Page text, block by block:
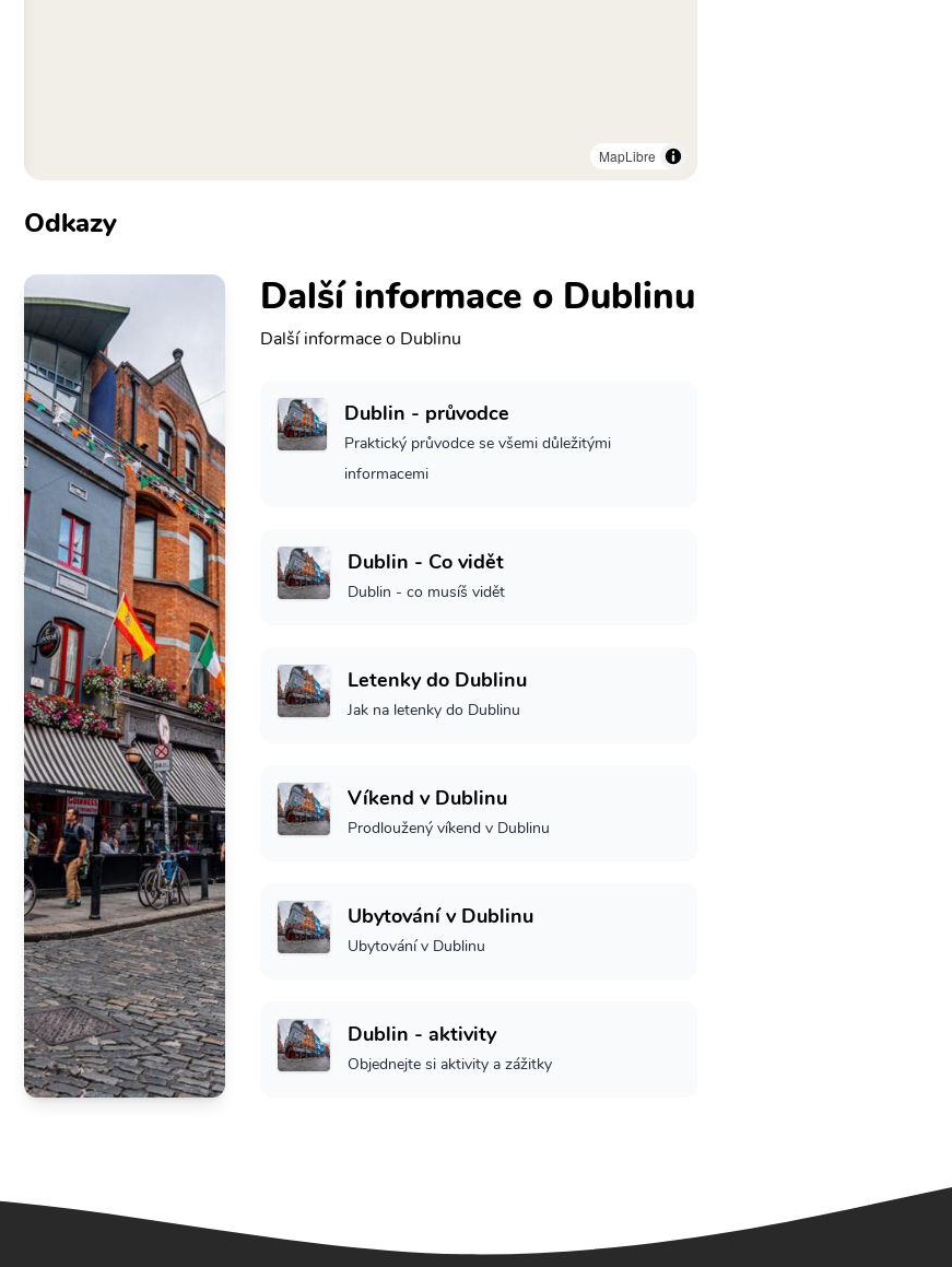
MapLibre
Odkazy
Další informace o Dublinu
Další informace o Dublinu
Dublin - průvodce
Praktický průvodce se všemi důležitými
informacemi
Dublin - Co vidět
Dublin - co musíš vidět
Letenky do Dublinu
Jak na letenky do Dublinu
Víkend v Dublinu
Prodloužený víkend v Dublinu
Ubytování v Dublinu
Ubytování v Dublinu
Dublin - aktivity
Objednejte si aktivity a zážitky